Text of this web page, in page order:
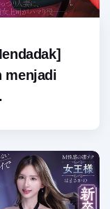
menjadi